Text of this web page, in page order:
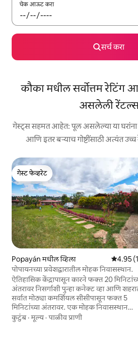
चेक आऊट करा
सर्च करा
कौका मधील सर्वोत्तम रेटिंग
असलेली
गेस्ट्स सहमत आहेत: पूल असलेल्या या
आणि इतर बऱ्याच गोष्टींसाठी अत्यंत
गेस्ट फेव्हरेट
गेस्ट फेव्हरेट
Popayán मधील व्हिला 5 पैकी
4.95
पोपायनच्या प्रवेशद्वारातील मोहक निवासस्थान.
ऐतिहासिक केंद्रापासून कारने फक्त 20
अंतरावर निसर्गाशी पुन्हा कनेक्ट व्हा आणि शहरातील
सर्वात मोठ्या कमर्शियल सीसीपासून फक्त 5
मिनिटांच्या अंतरावर. एक मोहक निवासस्थान
तुम्हाला या सर्वांच्या केंद्रस्थानी ठेवते, तर ते संपूर्ण
कुटुंब·मूल्य·पाळीव प्राणी